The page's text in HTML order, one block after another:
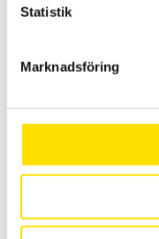
Statistik
Marknadsföring
Friktionsfixrur från
mellan två olika